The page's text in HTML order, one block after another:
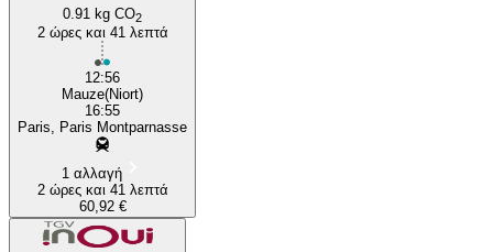
0.91 kg CO2
2 ώρες και 41 λεπτά
12:56
Mauze(Niort)
16:55
Paris, Paris Montparnasse
1 αλλαγή
2 ώρες και 41 λεπτά
60,92 €